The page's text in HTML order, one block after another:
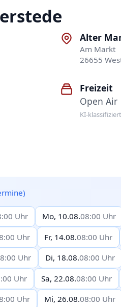
Alter
Am Markt
26655
Freizeit
Open Air
KI-
Uhr Mo, 10.08.08:00 Uhr
Uhr Fr, 14.08.08:00 Uhr
Uhr Di, 18.08.08:00 Uhr
Uhr Sa, 22.08.08:00 Uhr
Uhr Mi, 26.08.08:00 Uhr